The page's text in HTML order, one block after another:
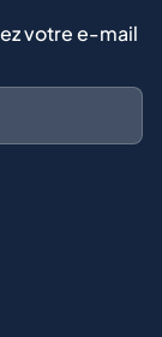
votre e-mail